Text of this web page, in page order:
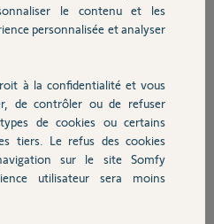
fil de discussion
le contenu et les
personnalisée et analyser
à la confidentialité et vous
de contrôler ou de refuser
de cookies ou certains
tiers. Le refus des cookies
sur le site Somfy
utilisateur sera moins